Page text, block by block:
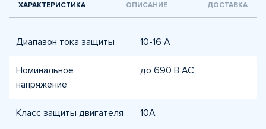
ХАРАКТЕРИСТИКА ОПИСАНИЕ ДОСТАВКА
Диапазон тока защиты 10-16 А
Номинальное
напряжение
до 690 В AC
Класс защиты двигателя 10A